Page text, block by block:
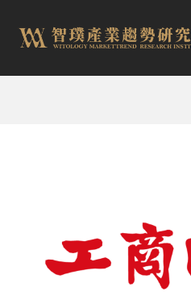
容
產業日報